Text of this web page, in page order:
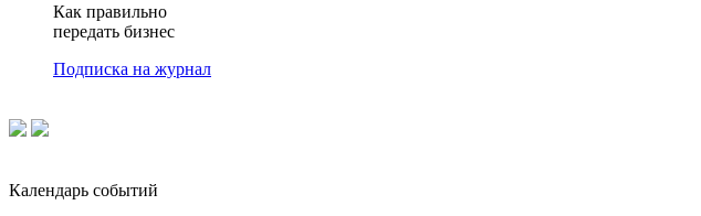
Как правильно
передать бизнес
Подписка на журнал
Календарь событий